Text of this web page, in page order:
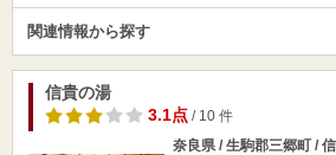
関連情報から探す
信貴の湯
3.1点/ 10 件
奈良県 / 生駒郡三郷町 /